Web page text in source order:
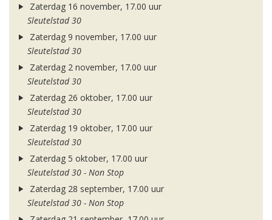
Zaterdag 16 november, 17.00 uur
Sleutelstad 30
Zaterdag 9 november, 17.00 uur
Sleutelstad 30
Zaterdag 2 november, 17.00 uur
Sleutelstad 30
Zaterdag 26 oktober, 17.00 uur
Sleutelstad 30
Zaterdag 19 oktober, 17.00 uur
Sleutelstad 30
Zaterdag 5 oktober, 17.00 uur
Sleutelstad 30 - Non Stop
Zaterdag 28 september, 17.00 uur
Sleutelstad 30 - Non Stop